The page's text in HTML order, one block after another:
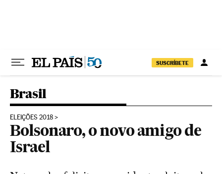
SUSCRÍBETE
Brasil
ELEIÇÕES 2018
Bolsonaro, o novo amigo de
Israel